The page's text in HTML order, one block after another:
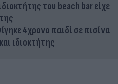
του beach bar είχε
4χρονο παιδί σε πισίνα
ιδιοκτήτης